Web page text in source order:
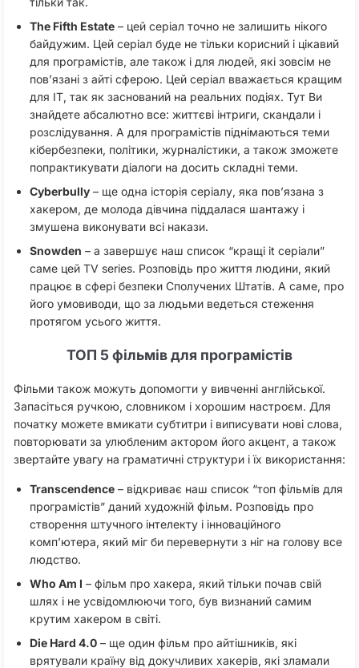
The Fifth Estate – цей серіал точно не залишить нікого
байдужим. Цей серіал буде не тільки корисний і цікавий
для програмістів, але також і для людей, які зовсім не
пов’язані з айті сферою. Цей серіал вважається кращим
для IT, так як заснований на реальних подіях. Тут Ви
знайдете абсалютно все: життєві інтриги, скандали і
розслідування. А для програмістів піднімаються теми
кібербезпеки, політики, журналістики, а також зможете
попрактикувати діалоги на досить складні теми.
Cyberbully – ще одна історія серіалу, яка пов’язана з
хакером, де молода дівчина піддалася шантажу і
змушена виконувати всі накази.
Snowden – а завершує наш список “кращі it серіали”
саме цей TV series. Розповідь про життя людини, який
працює в сфері безпеки Сполучених Штатів. А саме, про
його умовиводи, що за людьми ведеться стеження
протягом усього життя.
ТОП 5 фільмів для програмістів
Фільми також можуть допомогти у вивченні англійської.
Запасіться ручкою, словником і хорошим настроєм. Для
початку можете вмикати субтитри і виписувати нові слова,
повторювати за улюбленим актором його акцент, а також
звертайте увагу на граматичні структури і їх використання:
Transcendence – відкриває наш список “топ фільмів для
програмістів” даний художній фільм. Розповідь про
створення штучного інтелекту і інноваційного
комп’ютера, який міг би перевернути з ніг на голову все
людство.
Who Am I – фільм про хакера, який тільки почав свій
шлях і не усвідомлюючи того, був визнаний самим
крутим хакером в світі.
Die Hard 4.0 – ще один фільм про айтішників, які
врятували країну від докучливих хакерів, які зламали